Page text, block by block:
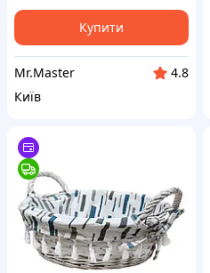
Купити
Mr.Master
4.8
Київ